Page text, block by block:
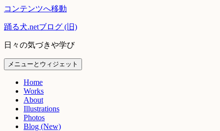
コンテンツへ移動
踊る犬.netブログ (旧)
日々の気づきや学び
メニューとウィジェット
Home
Works
About
Illustrations
Photos
Blog (New)